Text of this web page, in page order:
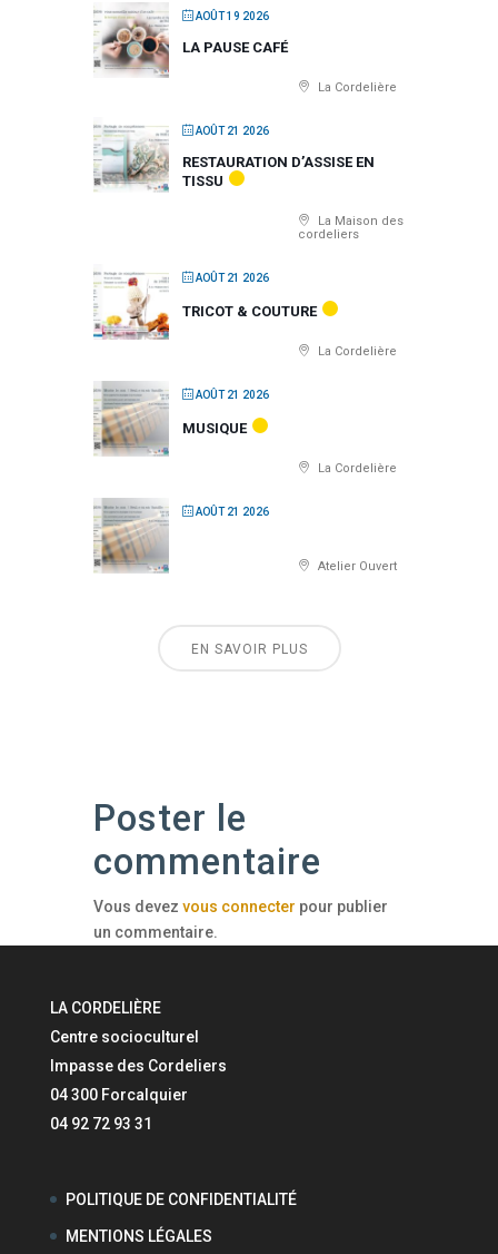
AOÛT 19 2026
LA PAUSE CAFÉ
La Cordelière
AOÛT 21 2026
RESTAURATION D’ASSISE EN
TISSU
La Maison des
cordeliers
AOÛT 21 2026
TRICOT & COUTURE
La Cordelière
AOÛT 21 2026
MUSIQUE
La Cordelière
AOÛT 21 2026
Atelier Ouvert
EN SAVOIR PLUS
Poster le
commentaire
Vous devez vous connecter pour publier
un commentaire.
LA CORDELIÈRE
Centre socioculturel
Impasse des Cordeliers
04 300 Forcalquier
04 92 72 93 31
POLITIQUE DE CONFIDENTIALITÉ
MENTIONS LÉGALES